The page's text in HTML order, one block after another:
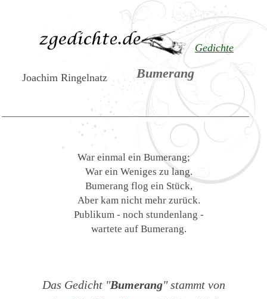
Gedichte
Bumerang
Joachim Ringelnatz
War einmal ein Bumerang;
War ein Weniges zu lang.
Bumerang flog ein Stück,
Aber kam nicht mehr zurück.
Publikum - noch stundenlang -
wartete auf Bumerang.
Das Gedicht "Bumerang" stammt von